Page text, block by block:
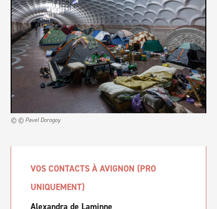
© © Pavel Dorogoy
VOS CONTACTS À AVIGNON (PRO
UNIQUEMENT)
Alexandra de Laminne